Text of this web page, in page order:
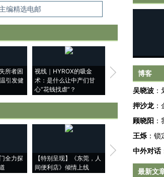
编精选电邮
所者困
引发健
视线｜HYROX的吸金
术：是什么让中产们甘
心“花钱找虐”？
马航飞行员跨国走
粒摇头丸 尿检体
全力探
【特别呈现】《东莞，人
间便利店》倾情上线
【推广】走进第四
博客
吴晓波 ：
押沙龙 ：
顾晓阳 ：
王烁 ： 锁
中外对话
最新文